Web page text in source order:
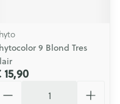
9 Blond Tres